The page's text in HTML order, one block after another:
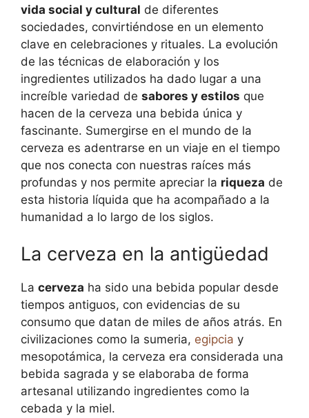
vida social y cultural de diferentes
sociedades, convirtiéndose en un elemento
clave en celebraciones y rituales. La evolución
de las técnicas de elaboración y los
ingredientes utilizados ha dado lugar a una
increíble variedad de sabores y estilos que
hacen de la cerveza una bebida única y
fascinante. Sumergirse en el mundo de la
cerveza es adentrarse en un viaje en el tiempo
que nos conecta con nuestras raíces más
profundas y nos permite apreciar la riqueza de
esta historia líquida que ha acompañado a la
humanidad a lo largo de los siglos.
La cerveza en la antigüedad
La cerveza ha sido una bebida popular desde
tiempos antiguos, con evidencias de su
consumo que datan de miles de años atrás. En
civilizaciones como la sumeria, egipcia y
mesopotámica, la cerveza era considerada una
bebida sagrada y se elaboraba de forma
artesanal utilizando ingredientes como la
cebada y la miel.